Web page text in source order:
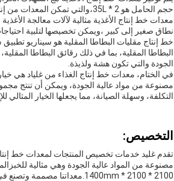
حجم الحامل هو 35L * 2،والتي تمكن المعدات من إنتاج كمية كبيرة من الطعام في وقت قصير.
معدات خط إنتاج الأغذية مثالية لآلات معالجة
نطاق صغير إلى كبير ،ويمكن تخصيصها لتلبية
خط إنتاج مقليات البطاطا المقلية هو سيناريو
البطاطا المقلية، بما في ذلك رقائق البطاطا
الجودة والتي تكون هشة ولذيذة.
في الختام، معدات خط إنتاج الغذاء من غلياد هي
مصنوعة من مواد عالية الجودة، ويمكن أن تنتج
التكلفة، وسهلة الصيانة، مما يجعلها الخيار المثالي
التخصيص:
تقدم غليد خدمات تخصيص المنتجات لمعدات خط إنتاج
2100 * 2100 * 1400mm.معداتنا مصممة وتصنع في قوانغتشواتصل بنا اليوم لمعرفة المزيد عن خيارات التخصيص لدينا.